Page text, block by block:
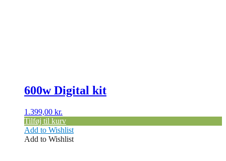
600w Digital kit
1.399,00 kr.
Tilføj til kurv
Add to Wishlist
Add to Wishlist